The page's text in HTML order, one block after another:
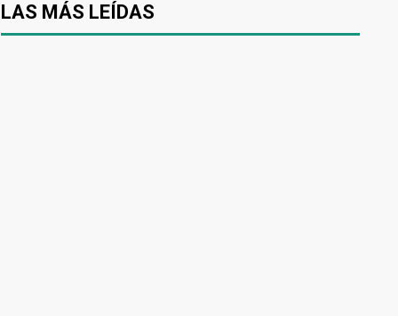
LAS MÁS LEÍDAS